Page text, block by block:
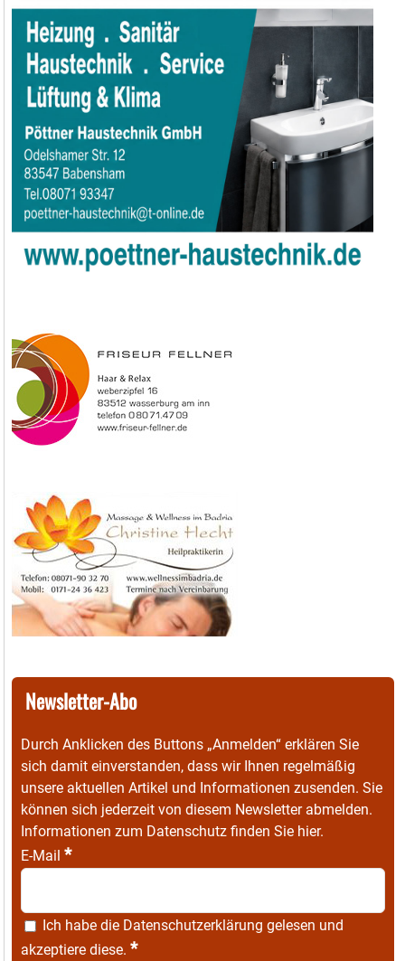
Newsletter-Abo
Durch Anklicken des Buttons „Anmelden“ erklären Sie
sich damit einverstanden, dass wir Ihnen regelmäßig
unsere aktuellen Artikel und Informationen zusenden. Sie
können sich jederzeit von diesem Newsletter abmelden.
Informationen zum Datenschutz finden Sie hier.
E-Mail *
Ich habe die Datenschutzerklärung gelesen und
akzeptiere diese. *